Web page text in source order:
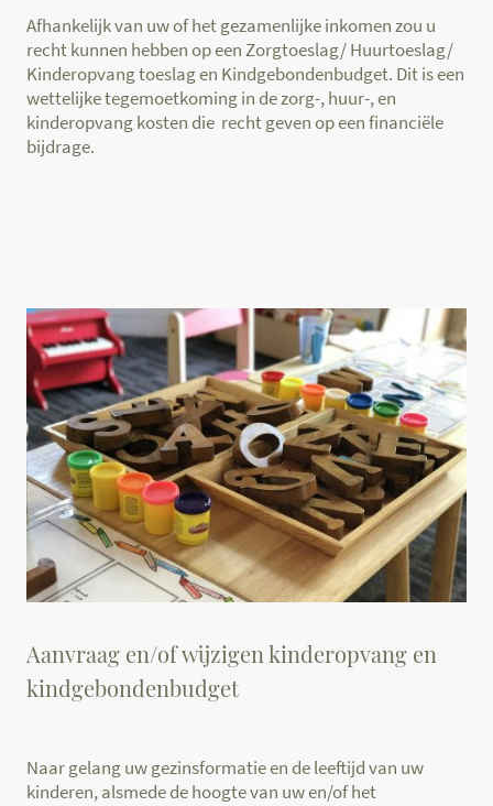
Afhankelijk van uw of het gezamenlijke inkomen zou u
recht kunnen hebben op een Zorgtoeslag/ Huurtoeslag/
Kinderopvang toeslag en Kindgebondenbudget. Dit is een
wettelijke tegemoetkoming in de zorg-, huur-, en
kinderopvang kosten die recht geven op een financiële
bijdrage.
Aanvraag en/of wijzigen kinderopvang en
kindgebondenbudget
Naar gelang uw gezinsformatie en de leeftijd van uw
kinderen, alsmede de hoogte van uw en/of het